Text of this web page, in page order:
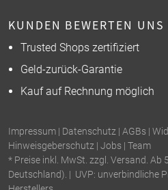
KUNDEN BEWERTEN
Trusted Shops zertifiziert
Geld-zurück-Garantie
Kauf auf Rechnung möglich
Impressum | Datenschutz | AGBs |
Hinweisgeberschutz | Jobs | Team
* Preise inkl. MwSt. zzgl. Versand. Ab
Deutschland). | UVP: unverbindliche